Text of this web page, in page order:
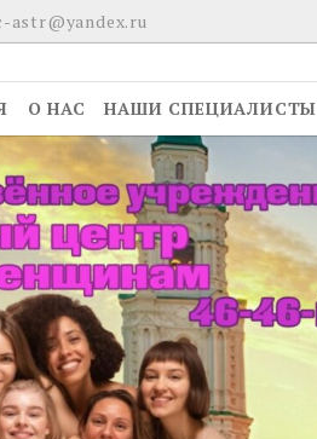
О НАС НАШИ СПЕЦИАЛИСТЫ